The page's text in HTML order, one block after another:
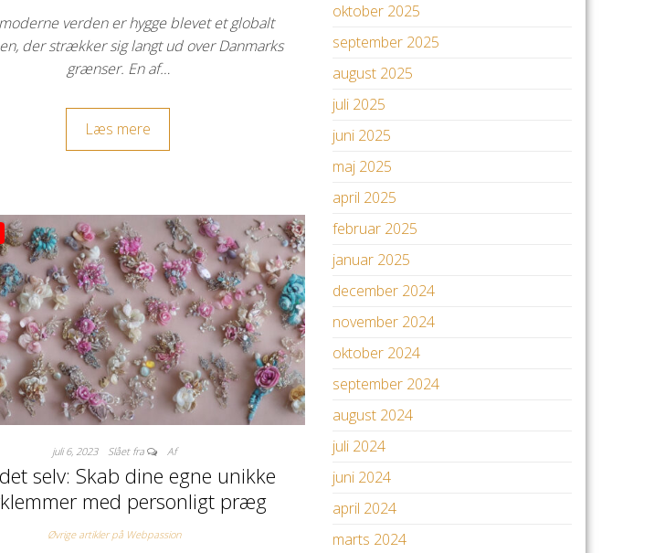
verden er hygge blevet et globalt
der strækker sig langt ud over Danmarks
grænser. En af…
Læs mere
juli 6, 2023 Slået fra Af
selv: Skab dine egne unikke
med personligt præg
Øvrige artikler på Webpassion
oktober 2025
september 2025
august 2025
juli 2025
juni 2025
maj 2025
april 2025
februar 2025
januar 2025
december 2024
november 2024
oktober 2024
september 2024
august 2024
juli 2024
juni 2024
april 2024
marts 2024